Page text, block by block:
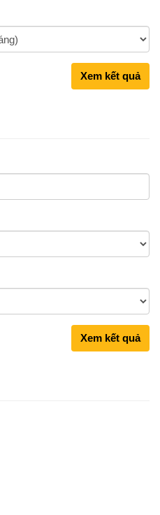
Xem kết quả
Xem kết quả